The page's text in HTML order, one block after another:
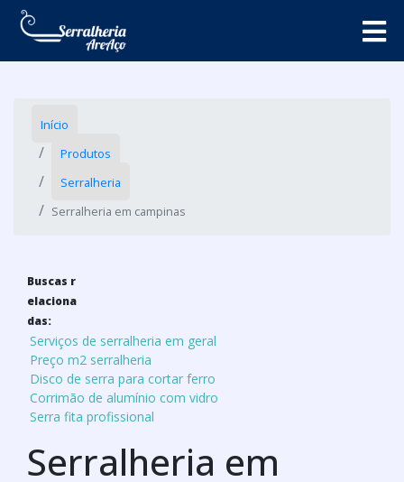
Início
Produtos
Serralheria
Serralheria em campinas
Buscas r
elaciona
das:
Serviços de serralheria em geral
Preço m2 serralheria
Disco de serra para cortar ferro
Corrimão de alumínio com vidro
Serra fita profissional
Serralheria em